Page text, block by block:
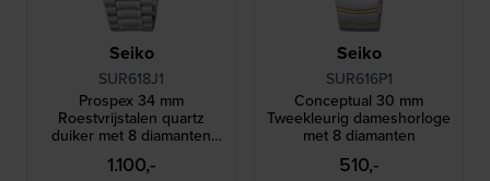
Seiko
SUR618J1
Prospex 34 mm
Roestvrijstalen quartz
duiker met 8 diamanten
indexen
1.100,-
Seiko
SUR616P1
Conceptual 30 mm
Tweekleurig dameshorloge
met 8 diamanten
510,-